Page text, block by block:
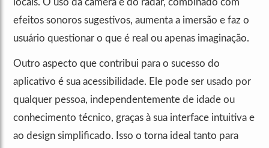
locais. O uso da câmera e do radar, combinado com
efeitos sonoros sugestivos, aumenta a imersão e faz o
usuário questionar o que é real ou apenas imaginação.
Outro aspecto que contribui para o sucesso do
aplicativo é sua acessibilidade. Ele pode ser usado por
qualquer pessoa, independentemente de idade ou
conhecimento técnico, graças à sua interface intuitiva e
ao design simplificado. Isso o torna ideal tanto para